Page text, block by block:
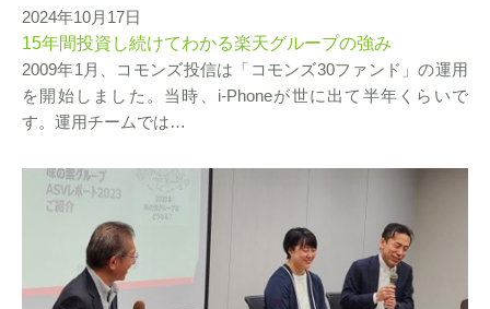
2024年10月17日
15年間投資し続けてわかる楽天グループの強み
2009年1月、コモンズ投信は「コモンズ30ファンド」の運用
を開始しました。当時、i-Phoneが世に出て半年くらいで
す。運用チームでは…